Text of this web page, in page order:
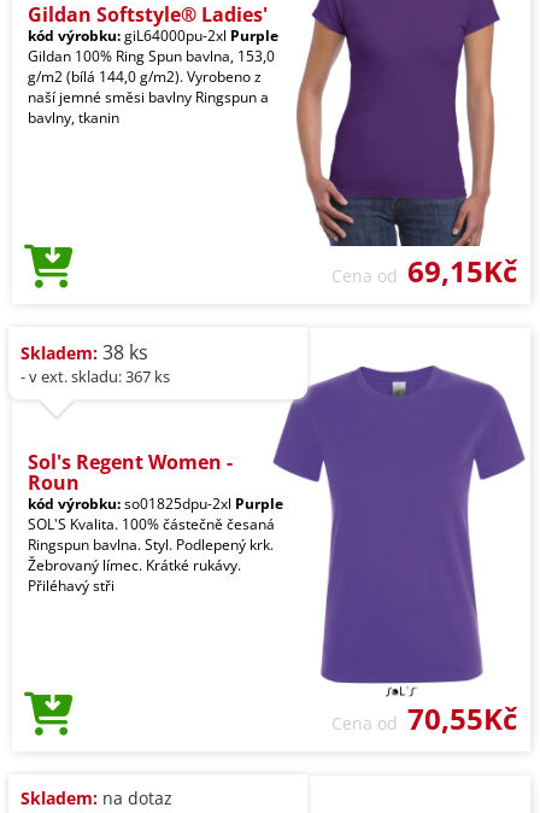
Gildan Softstyle® Ladies'
kód výrobku:giL64000pu-2xl Purple
Gildan 100% Ring Spun bavlna, 153,0
g/m2 (bílá 144,0 g/m2). Vyrobeno z
naší jemné směsi bavlny Ringspun a
bavlny, tkanin
Cena od 69,15Kč
Skladem: 38 ks
- v ext. skladu: 367 ks
Sol's Regent Women -
Roun
kód výrobku:so01825dpu-2xl Purple
SOL'S Kvalita. 100% částečně česaná
Ringspun bavlna. Styl. Podlepený krk.
Žebrovaný límec. Krátké rukávy.
Přiléhavý stři
Cena od 70,55Kč
Skladem: na dotaz